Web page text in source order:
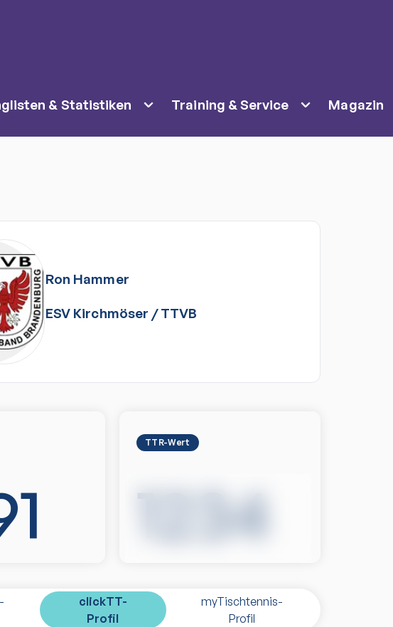
& Statistiken Training & Service Magazin
Ron Hammer
ESV Kirchmöser /TTVB
TTR-Wert
1234
clickTT-
Profil
myTischtennis-
Profil